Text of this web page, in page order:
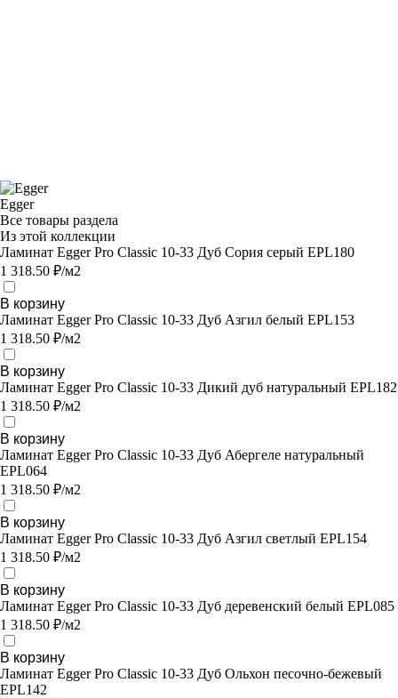
Egger
Все товары раздела
Из этой коллекции
Ламинат Egger Pro Classic 10-33 Дуб Сория серый EPL180
1 318.50 ₽/м2
В корзину
Ламинат Egger Pro Classic 10-33 Дуб Азгил белый EPL153
1 318.50 ₽/м2
В корзину
Ламинат Egger Pro Classic 10-33 Дикий дуб натуральный EPL182
1 318.50 ₽/м2
В корзину
Ламинат Egger Pro Classic 10-33 Дуб Абергеле натуральный
EPL064
1 318.50 ₽/м2
В корзину
Ламинат Egger Pro Classic 10-33 Дуб Азгил светлый EPL154
1 318.50 ₽/м2
В корзину
Ламинат Egger Pro Classic 10-33 Дуб деревенский белый EPL085
1 318.50 ₽/м2
В корзину
Ламинат Egger Pro Classic 10-33 Дуб Ольхон песочно-бежевый
EPL142